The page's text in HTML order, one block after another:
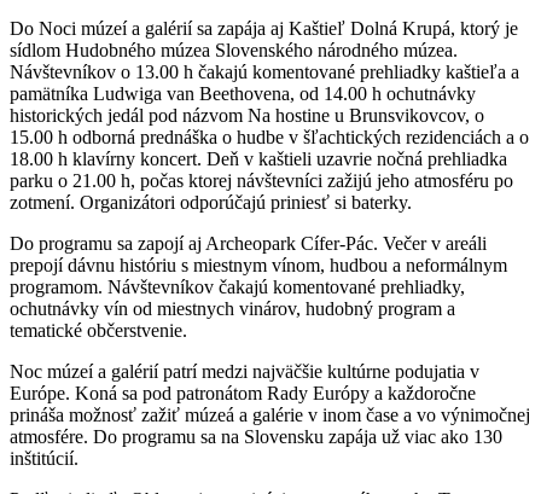
Do Noci múzeí a galérií sa zapája aj Kaštieľ Dolná Krupá, ktorý je
sídlom Hudobného múzea Slovenského národného múzea.
Návštevníkov o 13.00 h čakajú komentované prehliadky kaštieľa a
pamätníka Ludwiga van Beethovena, od 14.00 h ochutnávky
historických jedál pod názvom Na hostine u Brunsvikovcov, o
15.00 h odborná prednáška o hudbe v šľachtických rezidenciách a o
18.00 h klavírny koncert. Deň v kaštieli uzavrie nočná prehliadka
parku o 21.00 h, počas ktorej návštevníci zažijú jeho atmosféru po
zotmení. Organizátori odporúčajú priniesť si baterky.
Do programu sa zapojí aj Archeopark Cífer-Pác. Večer v areáli
prepojí dávnu históriu s miestnym vínom, hudbou a neformálnym
programom. Návštevníkov čakajú komentované prehliadky,
ochutnávky vín od miestnych vinárov, hudobný program a
tematické občerstvenie.
Noc múzeí a galérií patrí medzi najväčšie kultúrne podujatia v
Európe. Koná sa pod patronátom Rady Európy a každoročne
prináša možnosť zažiť múzeá a galérie v inom čase a vo výnimočnej
atmosfére. Do programu sa na Slovensku zapája už viac ako 130
inštitúcií.